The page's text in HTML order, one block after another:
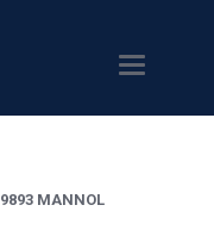
Menü
9893 MANNOL